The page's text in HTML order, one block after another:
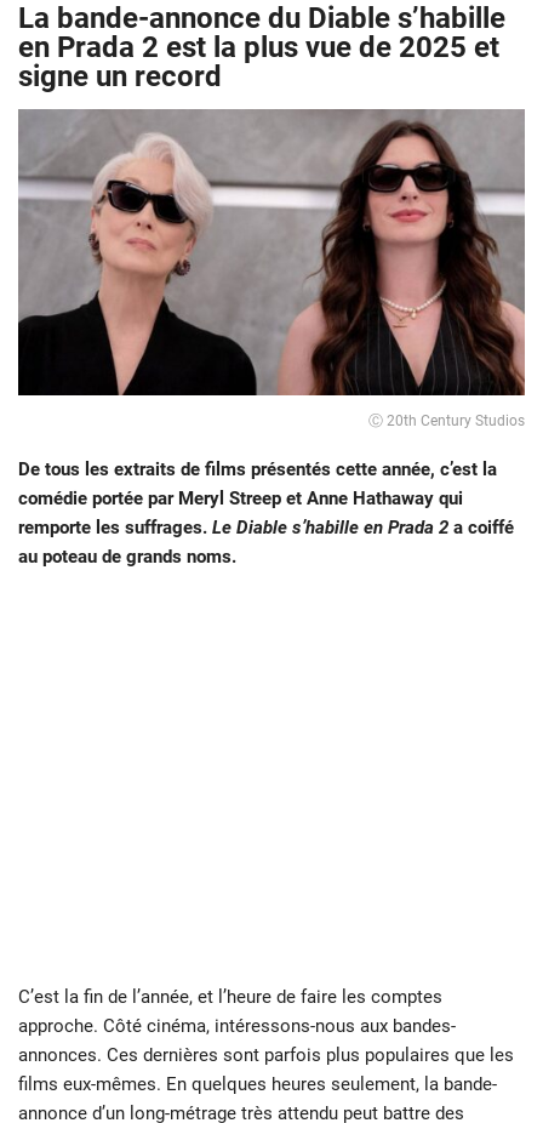
La bande-annonce du Diable s’habille
en Prada 2 est la plus vue de 2025 et
signe un record
Ⓒ 20th Century Studios
De tous les extraits de films présentés cette année, c’est la
comédie portée par Meryl Streep et Anne Hathaway qui
remporte les suffrages. Le Diable s’habille en Prada 2 a coiffé
au poteau de grands noms.
C’est la fin de l’année, et l’heure de faire les comptes
approche. Côté cinéma, intéressons-nous aux bandes-
annonces. Ces dernières sont parfois plus populaires que les
films eux-mêmes. En quelques heures seulement, la bande-
annonce d’un long-métrage très attendu peut battre des